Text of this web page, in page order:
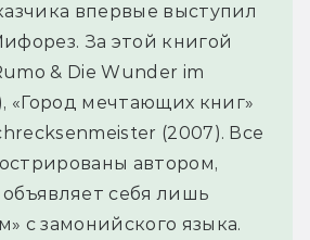
впервые выступил
За этой книгой
& Die Wunder im
«Город мечтающих книг»
(2007). Все
автором,
себя лишь
с замонийского языка.